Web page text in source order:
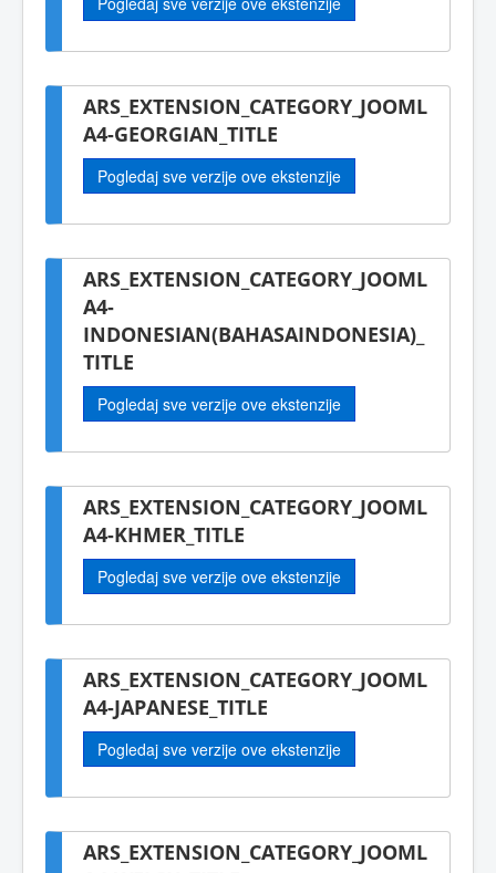
ARS_EXTENSION_CATEGORY_JOOML
A4-GEORGIAN_TITLE
Pogledaj sve verzije ove ekstenzije
ARS_EXTENSION_CATEGORY_JOOML
A4-
INDONESIAN(BAHASAINDONESIA)_
TITLE
Pogledaj sve verzije ove ekstenzije
ARS_EXTENSION_CATEGORY_JOOML
A4-KHMER_TITLE
Pogledaj sve verzije ove ekstenzije
ARS_EXTENSION_CATEGORY_JOOML
A4-JAPANESE_TITLE
Pogledaj sve verzije ove ekstenzije
ARS_EXTENSION_CATEGORY_JOOML